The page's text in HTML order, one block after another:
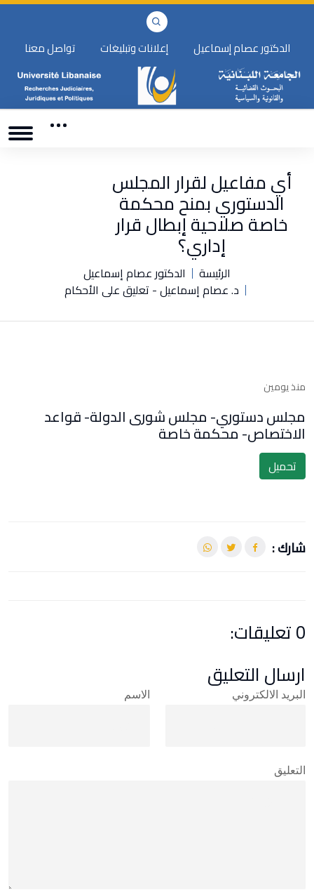
الدكتور عصام إسماعيل إعلانات وتبليغات تواصل معنا
أي مفاعيل لقرار المجلس
الدستوري بمنح محكمة
خاصة صلاحية إبطال قرار
إداري؟
الرئيسة
الدكتور عصام إسماعيل
د. عصام إسماعيل - تعليق على الأحكام
منذ يومين
مجلس دستوري- مجلس شورى الدولة- قواعد
الاختصاص- محكمة خاصة
تحميل
شارك :
0 تعليقات:
ارسال التعليق
الاسم البريد الالكتروني
التعليق